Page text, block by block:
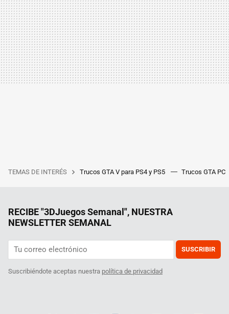
TEMAS DE INTERÉS Trucos GTA V para PS4 y PS5 Trucos GTA PC
RECIBE "3DJuegos Semanal", NUESTRA
NEWSLETTER SEMANAL
SUSCRIBIR
Suscribiéndote aceptas nuestra política de privacidad